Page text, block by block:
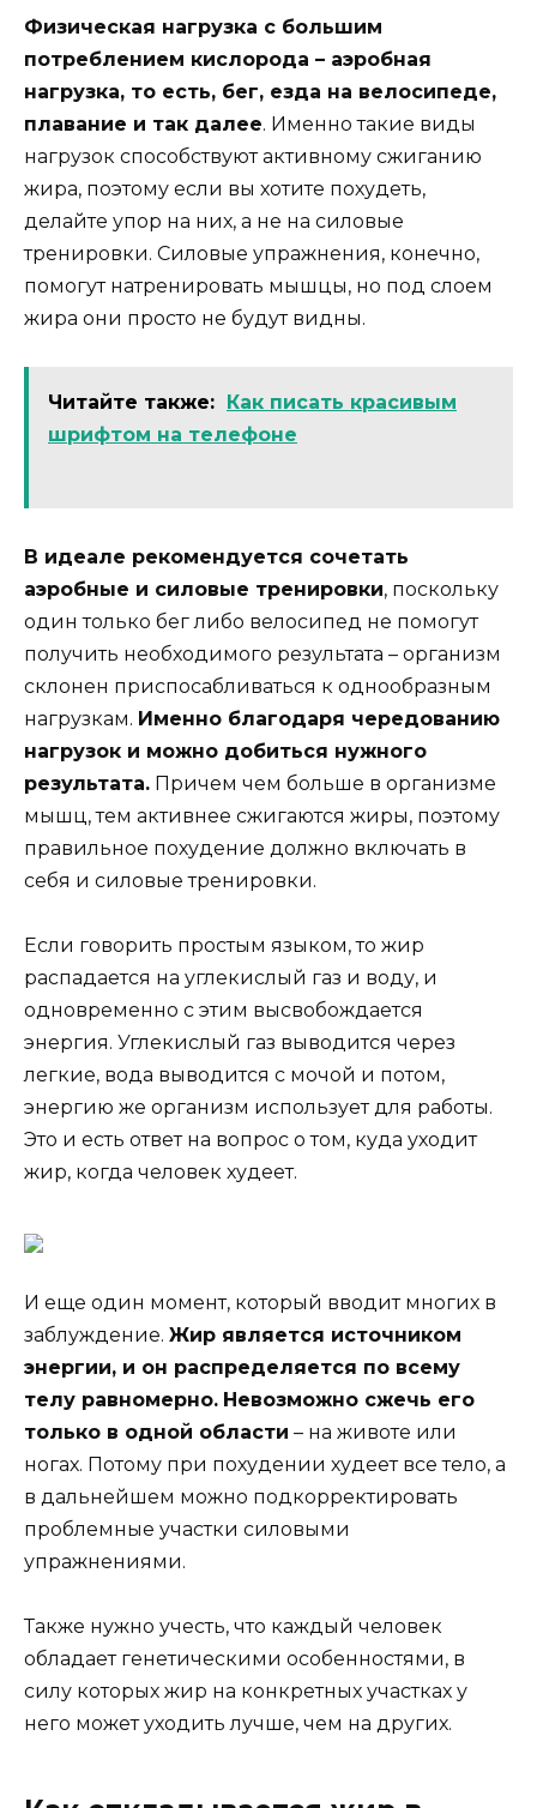
Физическая нагрузка с большим
потреблением кислорода – аэробная
нагрузка, то есть, бег, езда на велосипеде,
плавание и так далее. Именно такие виды
нагрузок способствуют активному сжиганию
жира, поэтому если вы хотите похудеть,
делайте упор на них, а не на силовые
тренировки. Силовые упражнения, конечно,
помогут натренировать мышцы, но под слоем
жира они просто не будут видны.
Читайте также: Как писать красивым
шрифтом на телефоне
В идеале рекомендуется сочетать
аэробные и силовые тренировки, поскольку
один только бег либо велосипед не помогут
получить необходимого результата – организм
склонен приспосабливаться к однообразным
нагрузкам. Именно благодаря чередованию
нагрузок и можно добиться нужного
результата. Причем чем больше в организме
мышц, тем активнее сжигаются жиры, поэтому
правильное похудение должно включать в
себя и силовые тренировки.
Если говорить простым языком, то жир
распадается на углекислый газ и воду, и
одновременно с этим высвобождается
энергия. Углекислый газ выводится через
легкие, вода выводится с мочой и потом,
энергию же организм использует для работы.
Это и есть ответ на вопрос о том, куда уходит
жир, когда человек худеет.
И еще один момент, который вводит многих в
заблуждение. Жир является источником
энергии, и он распределяется по всему
телу равномерно. Невозможно сжечь его
только в одной области – на животе или
ногах. Потому при похудении худеет все тело, а
в дальнейшем можно подкорректировать
проблемные участки силовыми
упражнениями.
Также нужно учесть, что каждый человек
обладает генетическими особенностями, в
силу которых жир на конкретных участках у
него может уходить лучше, чем на других.